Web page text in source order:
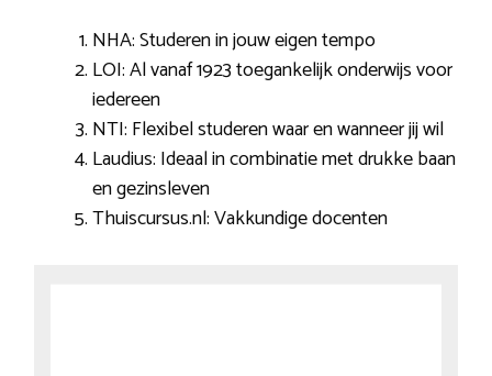
NHA: Studeren in jouw eigen tempo
LOI: Al vanaf 1923 toegankelijk onderwijs voor
iedereen
NTI: Flexibel studeren waar en wanneer jij wil
Laudius: Ideaal in combinatie met drukke baan
en gezinsleven
Thuiscursus.nl: Vakkundige docenten